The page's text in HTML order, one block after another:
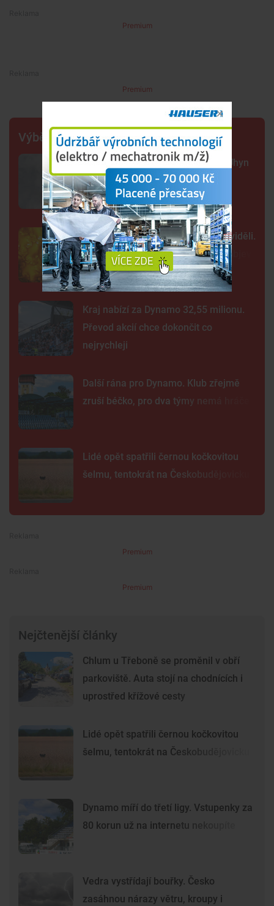
Premium
Premium
Výběr šéfredaktora
Sto mrtvých ryb v centru Budějc. Úhyn
mohl způsobit déšť a nedostatek
kyslíku
Tak detailně jsme Slunce ještě neviděli.
Nové snímky přinesly průlomový objev
Kraj nabízí za Dynamo 32,55 milionu.
Převod akcií chce dokončit co
nejrychleji
Další rána pro Dynamo. Klub zřejmě
zruší béčko, pro dva týmy nemá hráče
Lidé opět spatřili černou kočkovitou
šelmu, tentokrát na Českobudějovicku
Premium
Premium
Nejčtenější články
Chlum u Třeboně se proměnil v obří
parkoviště. Auta stojí na chodnících i
uprostřed křížové cesty
Lidé opět spatřili černou kočkovitou
šelmu, tentokrát na Českobudějovicku
Dynamo míří do třetí ligy. Vstupenky za
80 korun už na internetu nekoupíte
Vedra vystřídají bouřky. Česko
zasáhnou nárazy větru, kroupy i